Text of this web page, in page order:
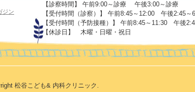
ジン
【診察時間】 午前9:00～診療 午後3:00～診療
【受付時間（診察）】 午前8:45～12:00 午後2:45～
【受付時間（予防接種）】 午前8:45～11:30 午後
【休診日】 木曜・日曜・祝日
松谷こども& 内科クリニック.